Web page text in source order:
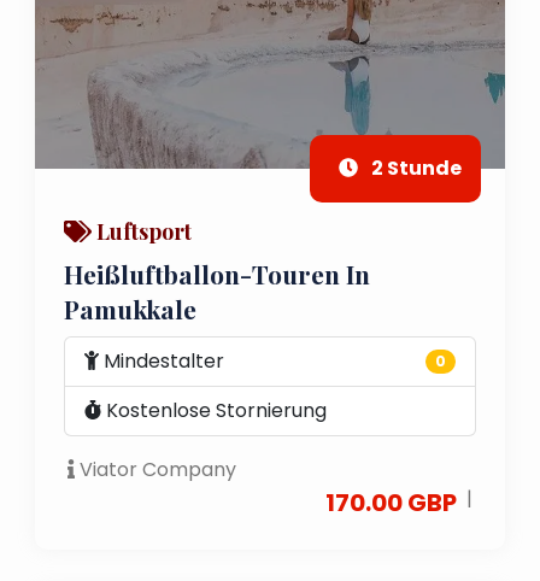
2 Stunde
Luftsport
Heißluftballon-Touren In
Pamukkale
Mindestalter 0
Kostenlose Stornierung
Viator Company
170.00 GBP |